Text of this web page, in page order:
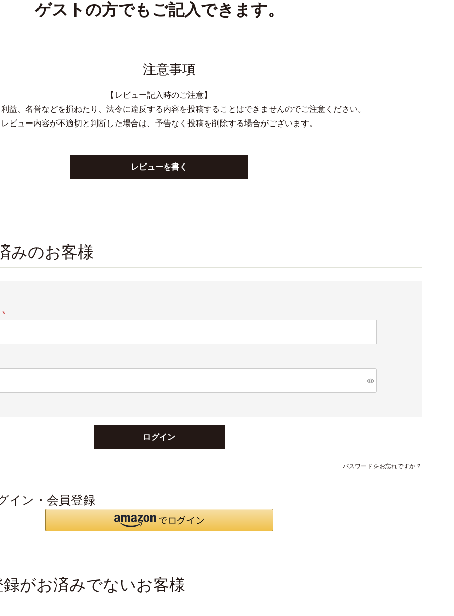
ゲストの方でもご記入できます。
注意事項
【レビュー記入時のご注意】
益、名誉などを損ねたり、法令に違反する内容を投稿することはできませんのでご注意ください。
レビュー内容が不適切と判断した場合は、予告なく投稿を削除する場合がございます。
レビューを書く
みのお客様
須)
ログイン
パスワードをお忘れですか？
イン・会員登録
がお済みでないお客様